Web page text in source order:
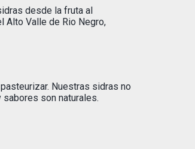
desde la fruta al
Alto Valle de Rio Negro,
Nuestras sidras no
son naturales.